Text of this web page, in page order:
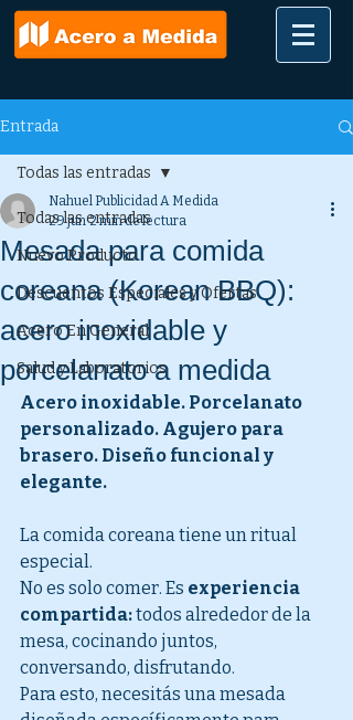
Entrada
Todas las entradas
Nuevo Producto
Descuentos Especiales y Ofertas
Acero En General
Salud y Laboratorios
Todas las entradas
Mesada para comida
coreana (Korean BBQ):
acero inoxidable y
porcelanato a medida
Nahuel Publicidad A Medida
29 jun 2 min de lectura
Acero inoxidable. Porcelanato
personalizado. Agujero para
brasero. Diseño funcional y
elegante.
La comida coreana tiene un ritual
especial.
No es solo comer. Es experiencia
compartida: todos alrededor de la
mesa, cocinando juntos,
conversando, disfrutando.
Para esto, necesitás una mesada